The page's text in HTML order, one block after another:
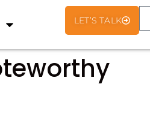
LET’S TALK